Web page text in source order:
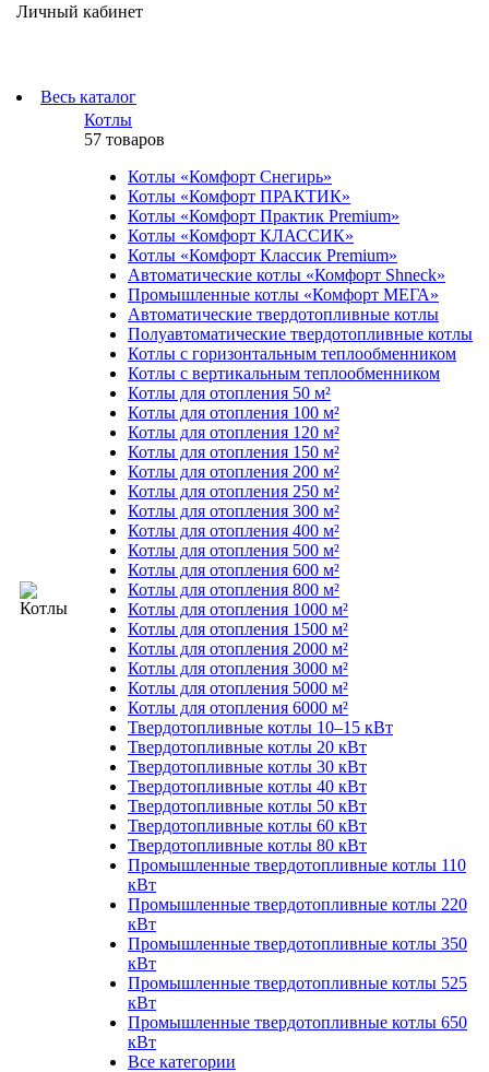
Личный кабинет
Весь каталог
Котлы
57 товаров
Котлы «Комфорт Снегирь»
Котлы «Комфорт ПРАКТИК»
Котлы «Комфорт Практик Premium»
Котлы «Комфорт КЛАССИК»
Котлы «Комфорт Классик Premium»
Автоматические котлы «Комфорт Shneck»
Промышленные котлы «Комфорт МЕГА»
Автоматические твердотопливные котлы
Полуавтоматические твердотопливные котлы
Котлы с горизонтальным теплообменником
Котлы с вертикальным теплообменником
Котлы для отопления 50 м²
Котлы для отопления 100 м²
Котлы для отопления 120 м²
Котлы для отопления 150 м²
Котлы для отопления 200 м²
Котлы для отопления 250 м²
Котлы для отопления 300 м²
Котлы для отопления 400 м²
Котлы для отопления 500 м²
Котлы для отопления 600 м²
Котлы для отопления 800 м²
Котлы для отопления 1000 м²
Котлы для отопления 1500 м²
Котлы для отопления 2000 м²
Котлы для отопления 3000 м²
Котлы для отопления 5000 м²
Котлы для отопления 6000 м²
Твердотопливные котлы 10–15 кВт
Твердотопливные котлы 20 кВт
Твердотопливные котлы 30 кВт
Твердотопливные котлы 40 кВт
Твердотопливные котлы 50 кВт
Твердотопливные котлы 60 кВт
Твердотопливные котлы 80 кВт
Промышленные твердотопливные котлы 110
кВт
Промышленные твердотопливные котлы 220
кВт
Промышленные твердотопливные котлы 350
кВт
Промышленные твердотопливные котлы 525
кВт
Промышленные твердотопливные котлы 650
кВт
Все категории